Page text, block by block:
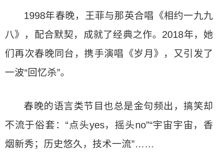
1998年春晚，王菲与那英合唱《相约一九九
八》，配合默契，成就了经典之作。2018年，她
们再次春晚同台，携手演唱《岁月》，又引发了
一波“回忆杀”。
春晚的语言类节目也总是金句频出，搞笑却
不流于俗套：“点头yes，摇头no”“宇宙宇宙，香
烟新秀；历史悠久，技术一流”……